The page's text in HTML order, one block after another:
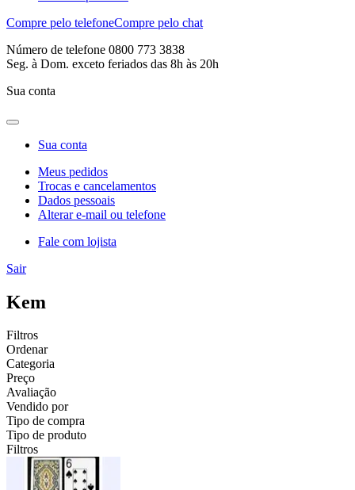
Compre pelo telefoneCompre pelo chat
Número de telefone 0800 773 3838
Seg. à Dom. exceto feriados das 8h às 20h
Sua conta
Sua conta
Meus pedidos
Trocas e cancelamentos
Dados pessoais
Alterar e-mail ou telefone
Fale com lojista
Sair
Kem
Filtros
Ordenar
Categoria
Preço
Avaliação
Vendido por
Tipo de compra
Tipo de produto
Filtros